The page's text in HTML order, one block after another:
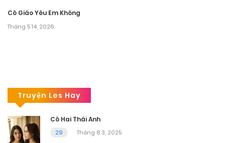
Cô Giáo Yêu Em Không
Tháng 5 14, 2026
Truyện Les Hay
Cô Hai Thái Anh
29 Tháng 8 3, 2025